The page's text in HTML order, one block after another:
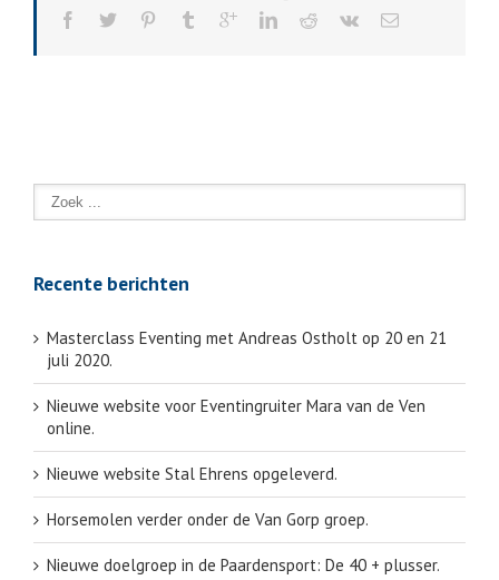
Recente berichten
Masterclass Eventing met Andreas Ostholt op 20 en 21
juli 2020.
Nieuwe website voor Eventingruiter Mara van de Ven
online.
Nieuwe website Stal Ehrens opgeleverd.
Horsemolen verder onder de Van Gorp groep.
Nieuwe doelgroep in de Paardensport: De 40 + plusser.